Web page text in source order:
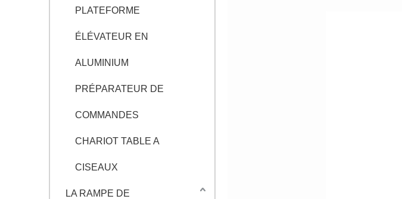
PLATEFORME
ÉLÉVATEUR EN
ALUMINIUM
PRÉPARATEUR DE
COMMANDES
CHARIOT TABLE A
CISEAUX
LA RAMPE DE